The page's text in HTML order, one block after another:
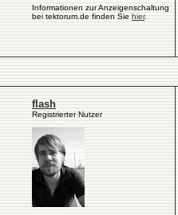
Informationen zur Anzeigenschaltung
bei tektorum.de finden Sie hier.
flash
Registrierter Nutzer